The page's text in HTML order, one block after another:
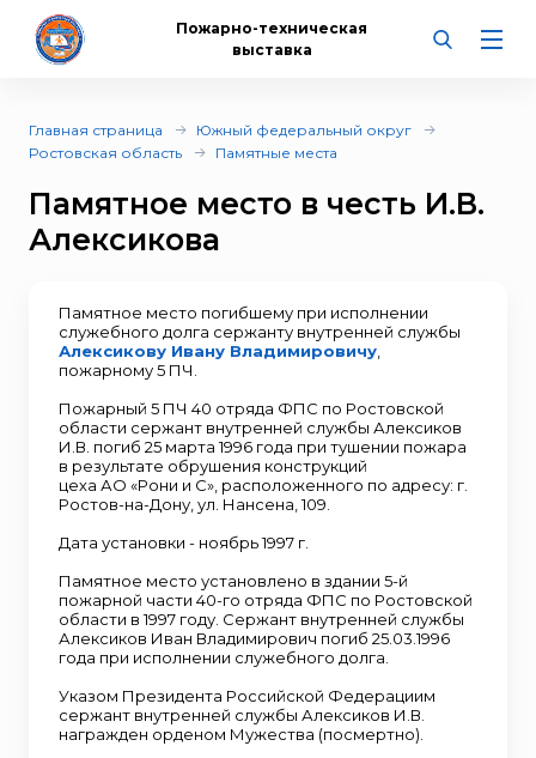
Пожарно-техническая
выставка
Главная страница
Южный федеральный округ
Ростовская область
Памятные места
Памятное место в честь И.В.
Алексикова
Памятное место погибшему при исполнении
служебного долга сержанту внутренней службы
Алексикову Ивану Владимировичу
пожарному 5 ПЧ.
Пожарный 5 ПЧ 40 отряда ФПС по Ростовской
области сержант внутренней службы Алексиков
И.В. погиб 25 марта 1996 года при тушении пожара
в результате обрушения конструкций
цеха АО «Рони и С», расположенного по адресу: г.
Ростов-на-Дону, ул. Нансена, 109.
Дата установки - ноябрь 1997 г.
Памятное место установлено в здании 5-й
пожарной части 40-го отряда ФПС по Ростовской
области в 1997 году. Сержант внутренней службы
Алексиков Иван Владимирович погиб 25.03.1996
года при исполнении служебного долга.
Указом Президента Российской Федерациим
сержант внутренней службы Алексиков И.В.
награжден орденом Мужества (посмертно).